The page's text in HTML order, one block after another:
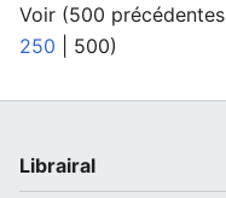
Voir (500 précédentes
250
500)
Librairal